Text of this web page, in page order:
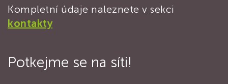
Kompletní údaje naleznete v sekci
kontakty
Potkejme se na síti!